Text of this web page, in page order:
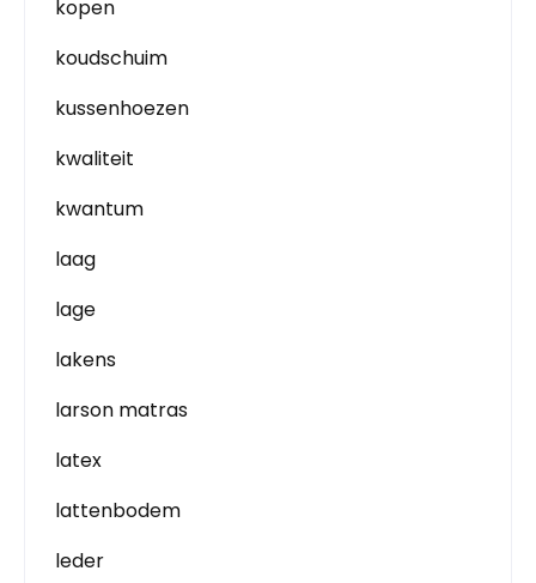
kopen
koudschuim
kussenhoezen
kwaliteit
kwantum
laag
lage
lakens
larson matras
latex
lattenbodem
leder